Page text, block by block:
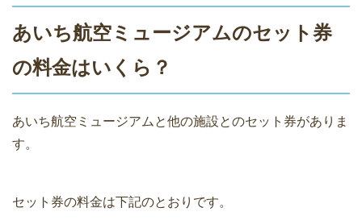
あいち航空ミュージアムのセット券
の料金はいくら？
あいち航空ミュージアムと他の施設とのセット券がありま
す。
セット券の料金は下記のとおりです。